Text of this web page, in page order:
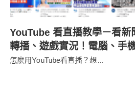
YouTube 看直播教學－看
轉播、遊戲實況！電腦、手
怎麼用YouTube看直播？想...